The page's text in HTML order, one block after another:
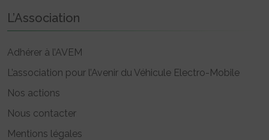
L’Association
Adhérer à l’AVEM
L’association pour l’Avenir du Véhicule Electro-Mobile
Nos actions
Nous contacter
Mentions légales